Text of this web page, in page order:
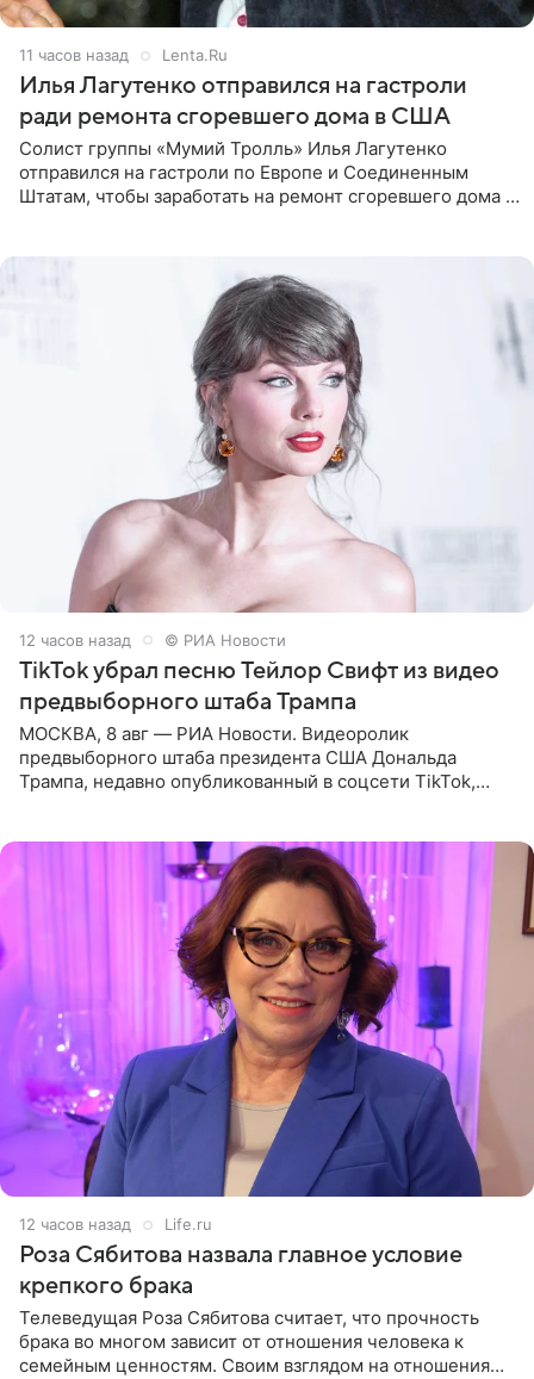
11 часов назад Lenta.Ru
Илья Лагутенко отправился на гастроли
ради ремонта сгоревшего дома в США
Солист группы «Мумий Тролль» Илья Лагутенко
отправился на гастроли по Европе и Соединенным
Штатам, чтобы заработать на ремонт сгоревшего дома в
12 часов назад © РИА Новости
TikTok убрал песню Тейлор Свифт из видео
предвыборного штаба Трампа
МОСКВА, 8 авг — РИА Новости. Видеоролик
предвыборного штаба президента США Дональда
Трампа, недавно опубликованный в соцсети TikTok,
12 часов назад Life.ru
Роза Сябитова назвала главное условие
крепкого брака
Телеведущая Роза Сябитова считает, что прочность
брака во многом зависит от отношения человека к
семейным ценностям. Своим взглядом на отношения